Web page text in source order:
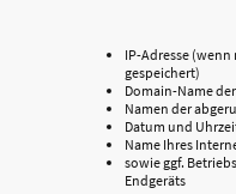
IP-Adresse
gespeichert)
Domain-Name
Namen der
Datum und
Name Ihres
sowie ggf.
Endgeräts